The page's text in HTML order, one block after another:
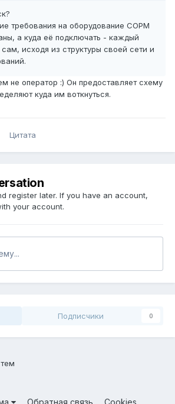
требования на оборудование СОРМ
а куда её подключать - каждый
исходя из структуры своей сети и
не оператор :) Он предоставляет схему
куда им воткнуться.
Цитата
register later. If you have an account,
your account.
Подписчики 0